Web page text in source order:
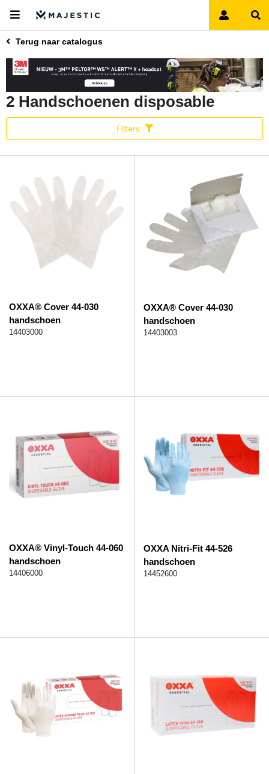
Terug naar catalogus
2 Handschoenen disposable
Filters
OXXA® Cover 44-030
handschoen
14403000
OXXA® Cover 44-030
handschoen
14403003
OXXA® Vinyl-Touch 44-060
handschoen
14406000
OXXA Nitri-Fit 44-526
handschoen
14452600